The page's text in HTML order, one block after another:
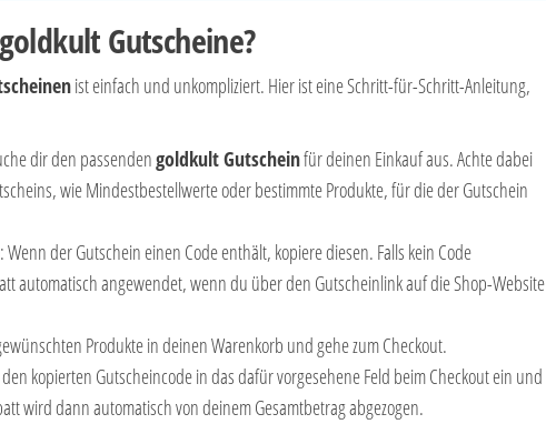
Gutscheine?
ist einfach und unkompliziert. Hier ist eine Schritt-für-Schritt-Anleitung,
dir den passendengoldkult Gutscheinfür deinen Einkauf aus. Achte dabei
wie Mindestbestellwerte oder bestimmte Produkte, für die der Gutschein
: Wenn der Gutschein einen Code enthält, kopiere diesen. Falls kein Code
automatisch angewendet, wenn du über den Gutscheinlink auf die Shop-Website
Produkte in deinen Warenkorb und gehe zum Checkout.
kopierten Gutscheincode in das dafür vorgesehene Feld beim Checkout ein und
wird dann automatisch von deinem Gesamtbetrag abgezogen.